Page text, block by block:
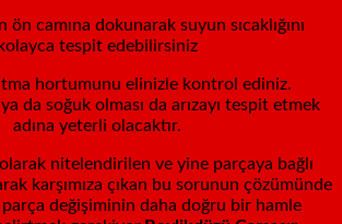
camına dokunarak suyun sıcaklığını
kolayca tespit edebilirsiniz
hortumunu elinizle kontrol ediniz.
da soğuk olması da arızayı tespit etmek
adına yeterli olacaktır.
nitelendirilen ve yine parçaya bağlı
karşımıza çıkan bu sorunun çözümünde
parça değişiminin daha doğru bir hamle